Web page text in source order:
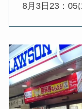
8月3日23：05